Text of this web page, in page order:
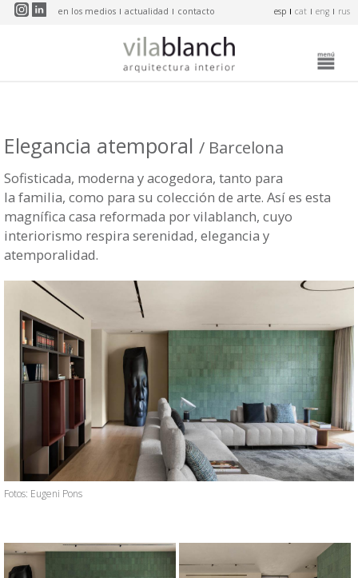
Pasar al contenido principal
en los medios actualidad contacto esp cat eng rus
Elegancia atemporal / Barcelona
Sofisticada, moderna y acogedora, tanto para
la familia, como para su colección de arte. Así es esta
magnífica casa reformada por vilablanch, cuyo
interiorismo respira serenidad, elegancia y
atemporalidad.
Fotos: Eugeni Pons